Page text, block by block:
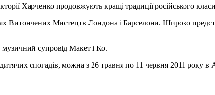
Харченко продовжують кращі традиції російського
Витончених Мистецтв Лондона і Барселони. Широко
музичний супровід Макет і Ко.
спогадів, можна з 26 травня по 11 червня 2011 року в